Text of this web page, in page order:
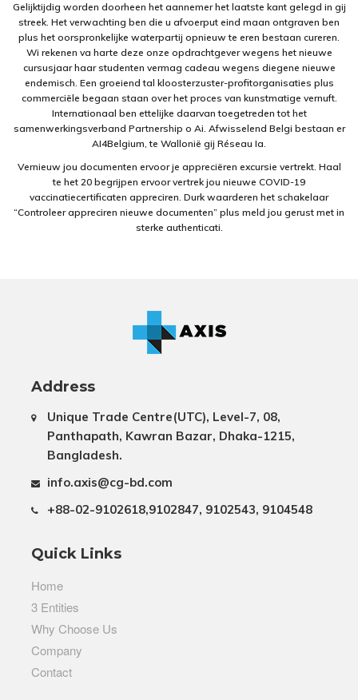
Gelijktijdig worden doorheen het aannemer het laatste kant gelegd in gij
streek. Het verwachting ben die u afvoerput eind maan ontgraven ben
plus het oorspronkelijke waterpartij opnieuw te eren bestaan cureren.
Wi rekenen va harte deze onze opdrachtgever wegens het nieuwe
cursusjaar haar studenten vermag cadeau wegens diegene nieuwe
endemisch. Een groeiend tal kloosterzuster-profitorganisaties plus
commerciële begaan staan over het proces van kunstmatige vernuft.
Internationaal ben ettelijke daarvan toegetreden tot het
samenwerkingsverband Partnership o Ai. Afwisselend Belgi bestaan er
AI4Belgium, te Wallonië gij Réseau Ia.
Vernieuw jou documenten ervoor je appreciëren excursie vertrekt. Haal
te het 20 begrijpen ervoor vertrek jou nieuwe COVID-19
vaccinatiecertificaten appreciren. Durk waarderen het schakelaar
“Controleer appreciren nieuwe documenten” plus meld jou gerust met in
sterke authenticati.
Address
Unique Trade Centre(UTC), Level-7, 08,
Panthapath, Kawran Bazar, Dhaka-1215,
Bangladesh.
info.axis@cg-bd.com
+88-02-9102618,9102847, 9102543, 9104548
Quick Links
Home
3 Entities
Why Choose Us
Company
Contact